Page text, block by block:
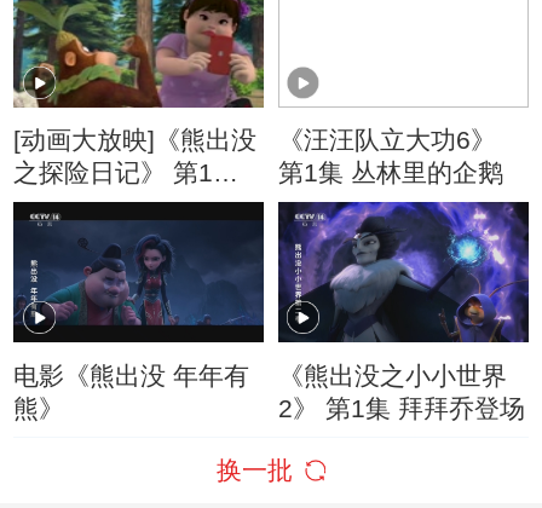
[动画大放映]《熊出没
之探险日记》 第1集
导游光头强
《汪汪队立大功6》
第1集 丛林里的企鹅
电影《熊出没 年年有
熊》
《熊出没之小小世界
2》 第1集 拜拜乔登场
换一批